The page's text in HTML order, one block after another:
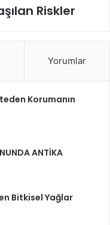
Riskler
Yorumlar
Korumanın
ANTİKA
Bitkisel Yağlar